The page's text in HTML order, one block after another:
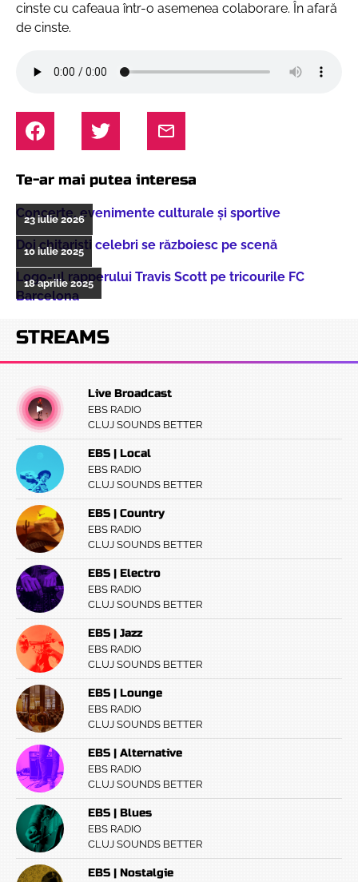
cinste cu cafeaua într-o asemenea colaborare. În afară
de cinste.
Te-ar mai putea interesa
Concerte, evenimente culturale şi sportive
23 iulie 2026
Doi chitarişti celebri se războiesc pe scenă
10 iulie 2025
Logo-ul rapperului Travis Scott pe tricourile FC
Barcelona
18 aprilie 2025
STREAMS
Live Broadcast
EBS RADIO
CLUJ SOUNDS BETTER
EBS | Local
EBS RADIO
CLUJ SOUNDS BETTER
EBS | Country
EBS RADIO
CLUJ SOUNDS BETTER
EBS | Electro
EBS RADIO
CLUJ SOUNDS BETTER
EBS | Jazz
EBS RADIO
CLUJ SOUNDS BETTER
EBS | Lounge
EBS RADIO
CLUJ SOUNDS BETTER
EBS | Alternative
EBS RADIO
CLUJ SOUNDS BETTER
EBS | Blues
EBS RADIO
CLUJ SOUNDS BETTER
EBS | Nostalgie